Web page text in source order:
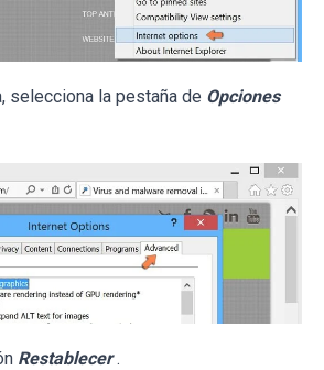
selecciona la pestaña de Opciones
Restablecer .